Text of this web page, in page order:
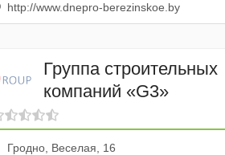
http://www.dnepro-berezinskoe.by
Группа строительных
компаний «G3»
Гродно, Веселая, 16